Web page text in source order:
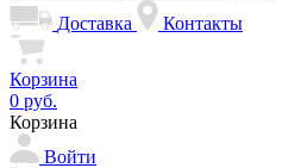
Доставка
Контакты
Корзина
0 руб.
Корзина
Войти